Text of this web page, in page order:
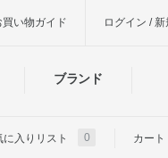
ブランド
買い物ガイド ログイン /
に入りリスト 0 カー